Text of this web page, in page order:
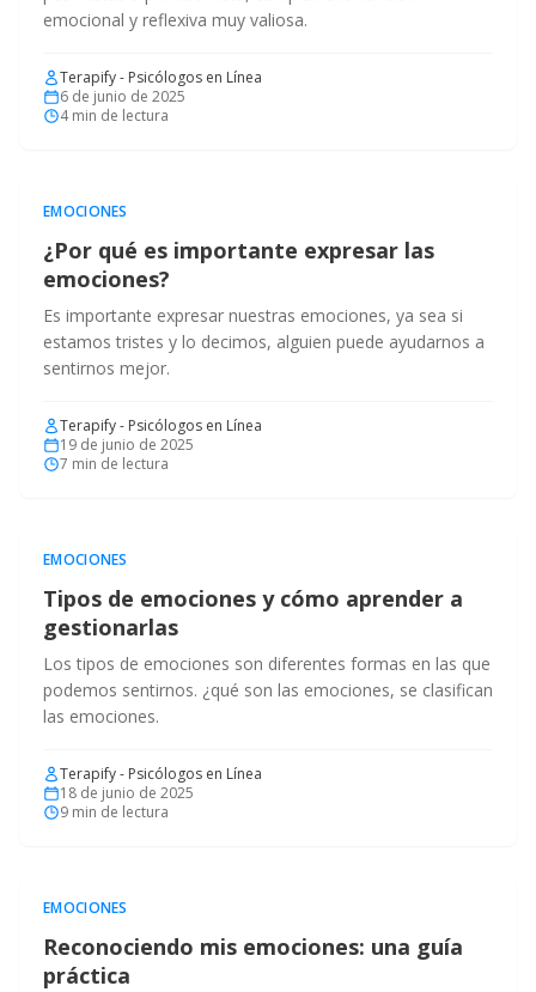
emocional y reflexiva muy valiosa.
Terapify - Psicólogos en Línea
6 de junio de 2025
4min de lectura
EMOCIONES
¿Por qué es importante expresar las
emociones?
Es importante expresar nuestras emociones, ya sea si
estamos tristes y lo decimos, alguien puede ayudarnos a
sentirnos mejor.
Terapify - Psicólogos en Línea
19 de junio de 2025
7 min de lectura
EMOCIONES
Tipos de emociones y cómo aprender a
gestionarlas
Los tipos de emociones son diferentes formas en las que
podemos sentirnos. ¿qué son las emociones, se clasifican
las emociones.
Terapify - Psicólogos en Línea
18 de junio de 2025
9 min de lectura
EMOCIONES
Reconociendo mis emociones: una guía
práctica